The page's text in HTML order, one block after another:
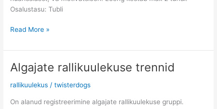
Osalustasu: Tubli
Read More »
Algajate rallikuulekuse trennid
rallikuulekus /twisterdogs
On alanud registreerimine algajate rallikuulekuse gruppi.
Algajate
rallikuulekuse
trennid